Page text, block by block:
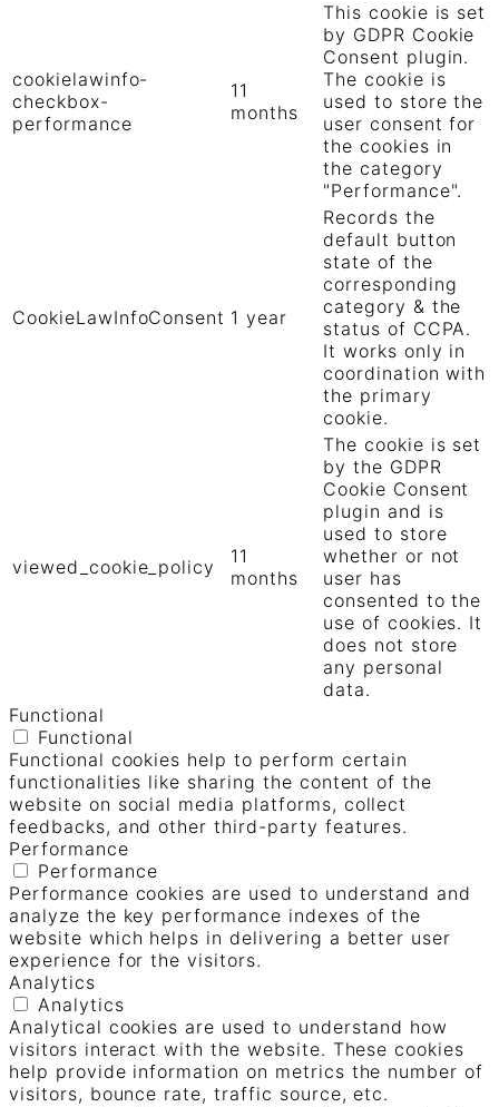
cookielawinfo-
checkbox-
performance
11
months
This cookie is set
by GDPR Cookie
Consent plugin.
The cookie is
used to store the
user consent for
the cookies in
the category
"Performance".
CookieLawInfoConsent 1 year
Records the
default button
state of the
corresponding
category & the
status of CCPA.
It works only in
coordination with
the primary
cookie.
viewed_cookie_policy
11
months
The cookie is set
by the GDPR
Cookie Consent
plugin and is
used to store
whether or not
user has
consented to the
use of cookies. It
does not store
any personal
data.
Functional
Functional
Functional cookies help to perform certain
functionalities like sharing the content of the
website on social media platforms, collect
feedbacks, and other third-party features.
Performance
Performance
Performance cookies are used to understand and
analyze the key performance indexes of the
website which helps in delivering a better user
experience for the visitors.
Analytics
Analytics
Analytical cookies are used to understand how
visitors interact with the website. These cookies
help provide information on metrics the number of
visitors, bounce rate, traffic source, etc.